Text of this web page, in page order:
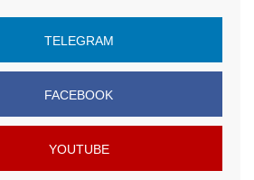
TELEGRAM
FACEBOOK
YOUTUBE